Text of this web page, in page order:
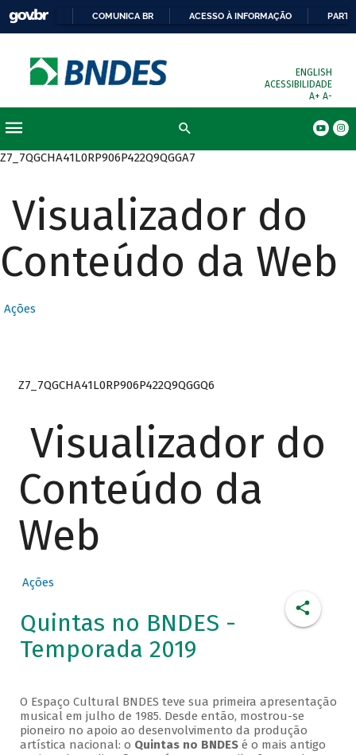
COMUNICA BR ACESSO À INFORMAÇÃO
ENGLISH
ACESSIBILIDADE
A+ A-
Z7_7QGCHA41L0RP906P422Q9QGGA7
Visualizador do
Conteúdo da Web
Ações
Z7_7QGCHA41L0RP906P422Q9QGGQ6
Visualizador do
Conteúdo da
Web
Ações
Quintas no BNDES -
Temporada 2019
O Espaço Cultural BNDES teve sua primeira apresentação
musical em julho de 1985. Desde então, mostrou-se
pioneiro no apoio ao desenvolvimento da produção
artística nacional: o Quintas no BNDESé o mais antigo